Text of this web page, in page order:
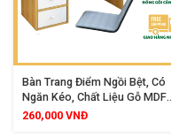
Bàn Trang Điểm Ngồi Bệt, Có
Ngăn Kéo, Chất Liệu Gỗ MDF
Cao Cấp, Tiện Dụng, Thiết Kế
260,000 VNĐ